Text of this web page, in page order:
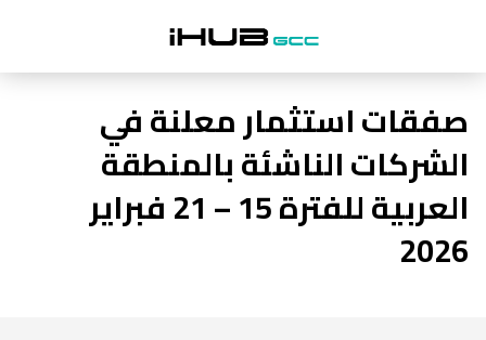
صفقات استثمار معلنة في
الشركات الناشئة بالمنطقة
العربية للفترة 15 – 21 فبراير
2026